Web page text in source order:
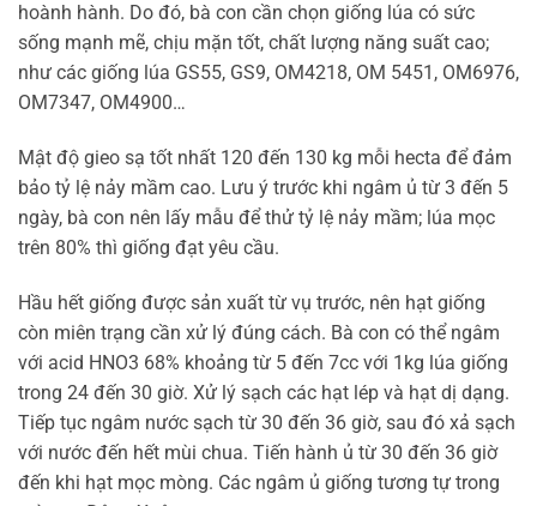
hoành hành. Do đó, bà con cần chọn giống lúa có sức
sống mạnh mẽ, chịu mặn tốt, chất lượng năng suất cao;
như các giống lúa GS55, GS9, OM4218, OM 5451, OM6976,
OM7347, OM4900…
Mật độ gieo sạ tốt nhất 120 đến 130 kg mỗi hecta để đảm
bảo tỷ lệ nảy mầm cao. Lưu ý trước khi ngâm ủ từ 3 đến 5
ngày, bà con nên lấy mẫu để thử tỷ lệ nảy mầm; lúa mọc
trên 80% thì giống đạt yêu cầu.
Hầu hết giống được sản xuất từ vụ trước, nên hạt giống
còn miên trạng cần xử lý đúng cách. Bà con có thể ngâm
với acid HNO3 68% khoảng từ 5 đến 7cc với 1kg lúa giống
trong 24 đến 30 giờ. Xử lý sạch các hạt lép và hạt dị dạng.
Tiếp tục ngâm nước sạch từ 30 đến 36 giờ, sau đó xả sạch
với nước đến hết mùi chua. Tiến hành ủ từ 30 đến 36 giờ
đến khi hạt mọc mòng. Các ngâm ủ giống tương tự trong